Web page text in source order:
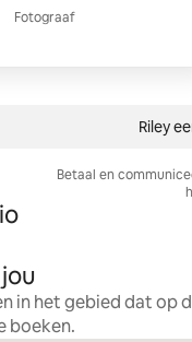
Fotograaf
Riley
Betaal en
in het gebied dat op
boeken.